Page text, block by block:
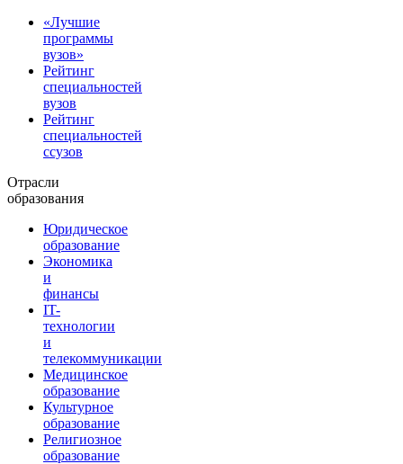
«Лучшие
программы
вузов»
Рейтинг
специальностей
вузов
Рейтинг
специальностей
ссузов
Отрасли
образования
Юридическое
образование
Экономика
и
финансы
IT-
технологии
и
телекоммуникации
Медицинское
образование
Культурное
образование
Религиозное
образование